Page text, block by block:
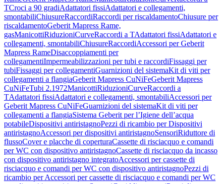
TCroci a 90 gradiAdattatori fissiAdattatori e collegamenti,
smontabiliChiusureRaccordiRaccordi per riscaldamentoChiusure per
riscaldamentoGeberit Mapress Rame,
gasManicottiRiduzioniCurveRaccordi a TAdattatori fissiAdattatori e
collegamenti, smontabiliChiusureRaccordiAccessori per Geberit
Mapress RameDisaccoppiamenti per
collegamentiImpermeabilizzazioni per tubi e raccordiFissaggi per
tubiFissaggi per collegamentiGuarnizioni del sistemaKit di viti per
collegamenti a flangiaGeberit Mapress CuNiFeGeberit Mapress
CuNiFeTubi 2.1972ManicottiRiduzioniCurveRaccordi a
TAdattatori fissiAdattatori e collegamenti, smontabiliAccessori per
Geberit Mapress CuNiFeGuarnizioni del sistemaKit di viti per
collegamenti a flangiaSistema Geberit per l’Igiene dell’acqua
potabileDispositivi antiristagnoPezzi di ricambio per Dispositivi
antiristagnoAccessori per dispositivi antiristagnoSensoriRiduttore di
flussoCover e placche di coperturaCassette di risciacquo e comandi
per WC con dispositivo antiristagnoCassette di risciacquo da incasso
con dispositivo antiristagno integratoAccessori per cassette di
risciacquo e comandi per WC con dispositivo antiristagnoPezzi di
ricambio per Accessori per cassette di risciacquo e comandi per WC